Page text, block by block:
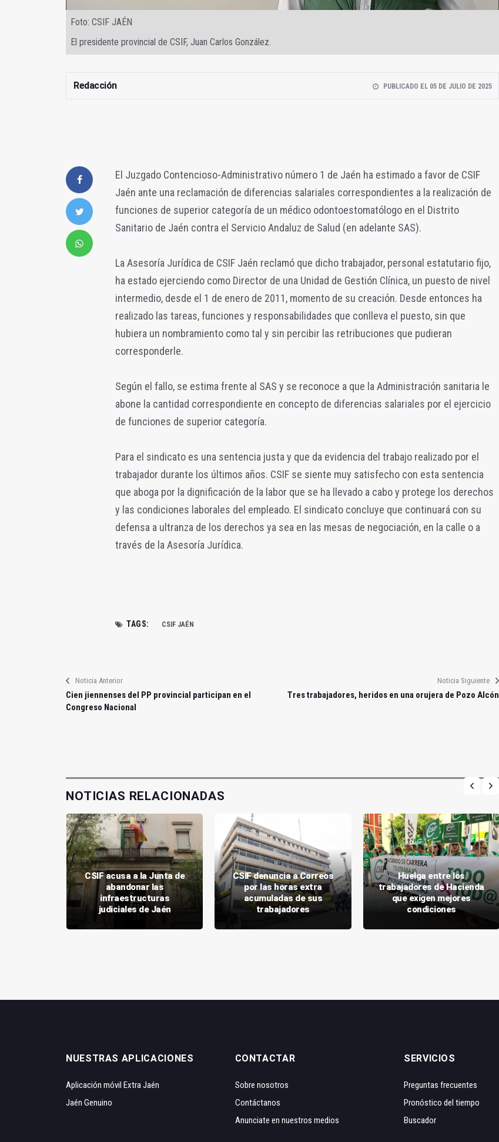
Foto: CSIF JAÉN
El presidente provincial de CSIF, Juan Carlos González.
Redacción PUBLICADO EL 05 DE JULIO DE 2025
El Juzgado Contencioso-Administrativo número 1 de Jaén ha estimado a favor de CSIF
Jaén ante una reclamación de diferencias salariales correspondientes a la realización de
funciones de superior categoría de un médico odontoestomatólogo en el Distrito
Sanitario de Jaén contra el Servicio Andaluz de Salud (en adelante SAS).
La Asesoría Jurídica de CSIF Jaén reclamó que dicho trabajador, personal estatutario fijo,
ha estado ejerciendo como Director de una Unidad de Gestión Clínica, un puesto de nivel
intermedio, desde el 1 de enero de 2011, momento de su creación. Desde entonces ha
realizado las tareas, funciones y responsabilidades que conlleva el puesto, sin que
hubiera un nombramiento como tal y sin percibir las retribuciones que pudieran
corresponderle.
Según el fallo, se estima frente al SAS y se reconoce a que la Administración sanitaria le
abone la cantidad correspondiente en concepto de diferencias salariales por el ejercicio
de funciones de superior categoría.
Para el sindicato es una sentencia justa y que da evidencia del trabajo realizado por el
trabajador durante los últimos años. CSIF se siente muy satisfecho con esta sentencia
que aboga por la dignificación de la labor que se ha llevado a cabo y protege los derechos
y las condiciones laborales del empleado. El sindicato concluye que continuará con su
defensa a ultranza de los derechos ya sea en las mesas de negociación, en la calle o a
través de la Asesoría Jurídica.
TAGS: CSIF JAÉN
Noticia Anterior
Cien jiennenses del PP provincial participan en el
Congreso Nacional
Noticia Siguiente
Tres trabajadores, heridos en una orujera de Pozo Alcón
NOTICIAS RELACIONADAS
CSIF acusa a la Junta de
abandonar las
infraestructuras
judiciales de Jaén
CSIF denuncia a Correos
por las horas extra
acumuladas de sus
trabajadores
Huelga entre los
trabajadores de Hacienda
que exigen mejores
condiciones
NUESTRAS APLICACIONES
Aplicación móvil Extra Jaén
Jaén Genuino
CONTACTAR
Sobre nosotros
Contáctanos
Anunciate en nuestros medios
SERVICIOS
Preguntas frecuentes
Pronóstico del tiempo
Buscador